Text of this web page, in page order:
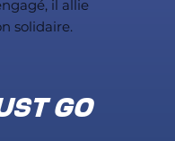
go
il allie
solidaire.